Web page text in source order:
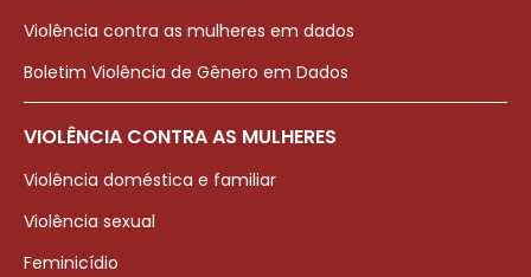
Violência contra as mulheres em dados
Boletim Violência de Gênero em Dados
VIOLÊNCIA CONTRA AS MULHERES
Violência doméstica e familiar
Violência sexual
Feminicídio